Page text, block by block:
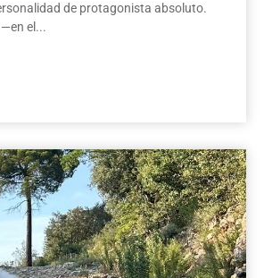
de protagonista absoluto.
el...